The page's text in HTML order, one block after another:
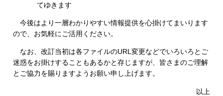
てゆきます
今後はより一層わかりやすい情報提供を心掛けてまいります
ので、お気軽にご活用ください。
なお、改訂当初は各ファイルのURL変更などでいろいろとご
迷惑をお掛けすることもあるかと存じますが、皆さまのご理解
とご協力を賜りますようお願い申し上げます。
以上